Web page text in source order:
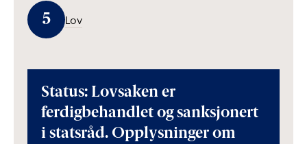
5 Lov
Status: Lovsaken er
ferdigbehandlet og sanksjonert
i statsråd. Opplysninger om